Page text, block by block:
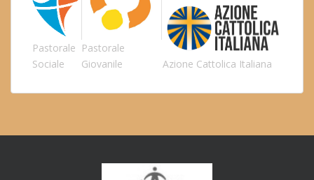
Pastorale
Sociale
Pastorale
Giovanile
Azione Cattolica Italiana